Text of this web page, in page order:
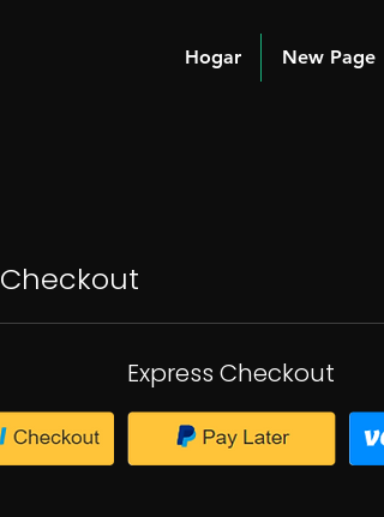
Hogar New Page
Checkout
Express Checkout